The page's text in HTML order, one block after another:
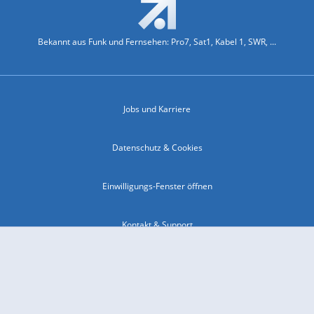
Bekannt aus Funk und Fernsehen: Pro7, Sat1, Kabel 1, SWR, ...
Jobs und Karriere
Datenschutz & Cookies
Einwilligungs-Fenster öffnen
Kontakt & Support